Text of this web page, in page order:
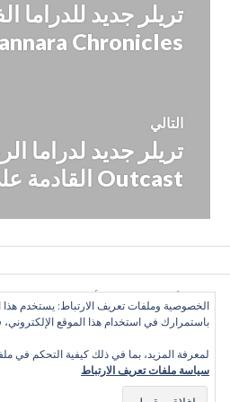
المقالات
المقالة
السابقة:
Chronicles
التالي
المقالة
التالية:
تريلر جديد لدراما
Outcast القادمة على سينماكس
الخصوصية وملفات تعريف الارتباط: يستخدم هذا
باستمرارك في استخدام هذا الموقع
لمعرفة المزيد، بما في ذلك كيفية التحكم في
سياسة ملفات تعريف الارتباط
كل الأراء تعبّر عن رأي الكاتب
Facebook
Twitter